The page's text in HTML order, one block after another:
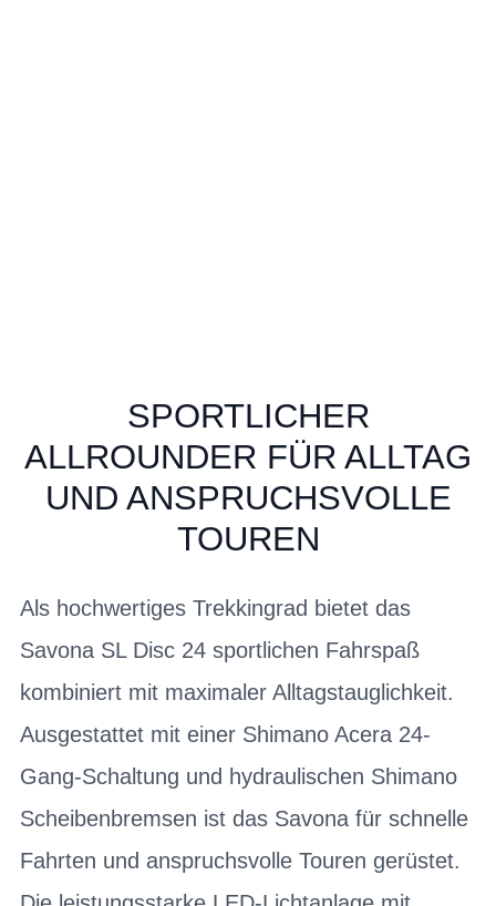
SPORTLICHER
ALLROUNDER FÜR ALLTAG
UND ANSPRUCHSVOLLE
TOUREN
Als hochwertiges Trekkingrad bietet das
Savona SL Disc 24 sportlichen Fahrspaß
kombiniert mit maximaler Alltagstauglichkeit.
Ausgestattet mit einer Shimano Acera 24-
Gang-Schaltung und hydraulischen Shimano
Scheibenbremsen ist das Savona für schnelle
Fahrten und anspruchsvolle Touren gerüstet.